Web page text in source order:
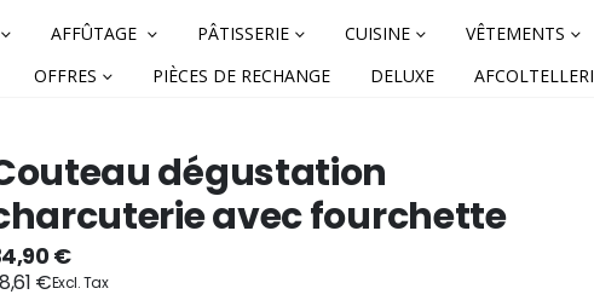
AFFÛTAGE PÂTISSERIE CUISINE VÊTEMENTS
OFFRES PIÈCES DE RECHANGE DELUXE
dégustation
avec fourchette
€
€